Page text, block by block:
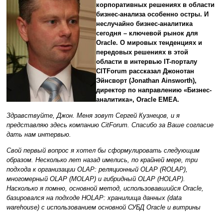
корпоративных решениях в области
бизнес-анализа особенно остры. И
неслучайно бизнес-аналитика
сегодня – ключевой рынок для
Oracle. О мировых тенденциях и
передовых решениях в этой
области в интервью IT-порталу
CITForum рассказал Джонотан
Эйнсворт (Jonathan Ainsworth),
директор по направлению «Бизнес-
аналитика», Oracle EMEA.
Здравствуйте, Джон. Меня зовут Сергей Кузнецов, и я
представляю здесь компанию CitForum. Спасибо за Ваше согласие
дать нам интервью.
Свой первый вопрос я хотел бы сформулировать следующим
образом. Несколько лет назад имелись, по крайней мере, три
подхода к организации OLAP: реляционный OLAP (ROLAP),
многомерный OLAP (MOLAP) и гибридный OLAP (HOLAP).
Насколько я помню, основной метод, использовавшийся Oracle,
базировался на подходе HOLAP: хранилища данных (data
warehouse) с использованием основной СУБД Oracle и витрины